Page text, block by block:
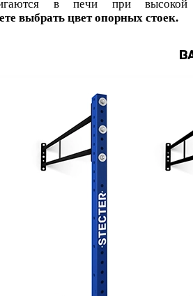
в печи при высокой
выбрать цвет опорных стоек.